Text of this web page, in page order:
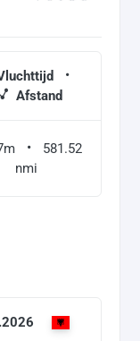
Afstand
581.52
nmi